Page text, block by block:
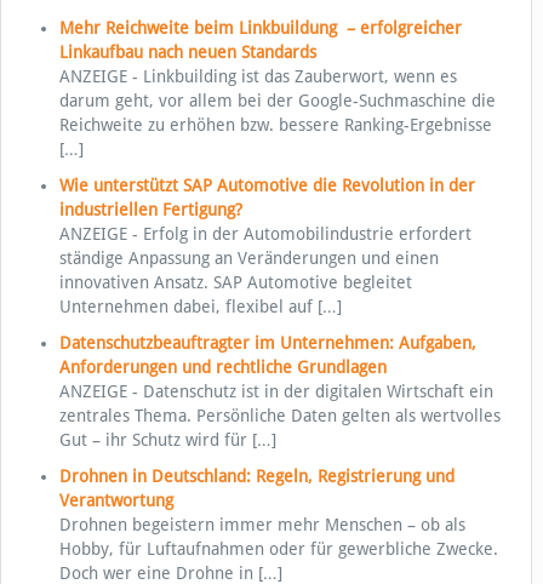
Mehr Reichweite beim Linkbuildung – erfolgreicher
Linkaufbau nach neuen Standards
ANZEIGE - Linkbuilding ist das Zauberwort, wenn es
darum geht, vor allem bei der Google-Suchmaschine die
Reichweite zu erhöhen bzw. bessere Ranking-Ergebnisse
[…]
Wie unterstützt SAP Automotive die Revolution in der
industriellen Fertigung?
ANZEIGE - Erfolg in der Automobilindustrie erfordert
ständige Anpassung an Veränderungen und einen
innovativen Ansatz. SAP Automotive begleitet
Unternehmen dabei, flexibel auf[…]
Datenschutzbeauftragter im Unternehmen: Aufgaben,
Anforderungen und rechtliche Grundlagen
ANZEIGE - Datenschutz ist in der digitalen Wirtschaft ein
zentrales Thema. Persönliche Daten gelten als wertvolles
Gut – ihr Schutz wird für[…]
Drohnen in Deutschland: Regeln, Registrierung und
Verantwortung
Drohnen begeistern immer mehr Menschen – ob als
Hobby, für Luftaufnahmen oder für gewerbliche Zwecke.
Doch wer eine Drohne in […]